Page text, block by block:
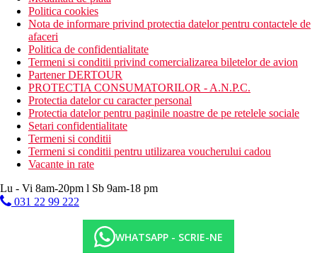
Politica cookies
Nota de informare privind protectia datelor pentru contactele de
afaceri
Politica de confidentialitate
Termeni si conditii privind comercializarea biletelor de avion
Partener DERTOUR
PROTECTIA CONSUMATORILOR - A.N.P.C.
Protectia datelor cu caracter personal
Protectia datelor pentru paginile noastre de pe retelele sociale
Setari confidentialitate
Termeni si conditii
Termeni si conditii pentru utilizarea voucherului cadou
Vacante in rate
Lu - Vi 8am-20pm l Sb 9am-18 pm
031 22 99 222
WHATSAPP - SCRIE-NE